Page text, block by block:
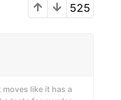
525
like it has a